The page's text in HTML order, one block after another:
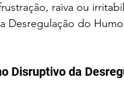
raiva ou
Desregulação do
Disruptivo da